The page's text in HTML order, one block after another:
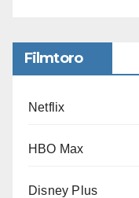
Filmtoro
Netflix
HBO Max
Disney Plus